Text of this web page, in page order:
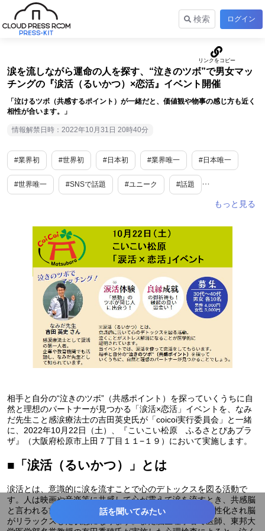
検索 ログイン
涙を流しながら運命の人を探す、“泣きのツボ”で男女マッ
チングの『涙活（るいかつ）×恋活』イベント開催
「泣けるツボ（共感するポイント）が一緒だと、価値観や物事の感じ方も近く
相性が合います。」
情報解禁日時：2022年10月31日 20時40分
#業界初 #世界初 #日本初 #業界唯一 #日本唯一
#世界唯一 #SNSで話題 #ユニーク #話題
相手と自分の“泣きのツボ”（共感ポイント）を探っていくうちに自
然と理想のパートナーが見つかる「涙活×恋活」イベントを、なみ
だ先生こと感涙療法士の吉田英史氏が「coicoi実行委員会」と一緒
に、2022年10月22日（土）、『こいこい松原 ふるさとぴあプラ
ザ』（大阪府松原市上田７丁目１１−１９）において実施します。
■「涙活（るいかつ）」とは
涙活とは、意識的に涙を流すことで心のデトックスを図る活動で
す。人は映画や音楽等に共感して心が震えて涙を流すとき、共感脳
と言われる前頭前野の血流量が増加し、副交感神経が活性化され脳
がリラックスした状態になります。また脳生理学者で医師、東邦大
話を聞いてみたい